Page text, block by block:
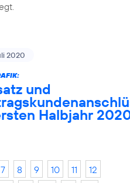
2020
und
Halbjahr
7 8 9 10 11
12